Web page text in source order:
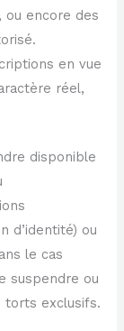
ou encore des
en vue
réel,
disponible
d’identité) ou
le cas
suspendre ou
torts exclusifs.